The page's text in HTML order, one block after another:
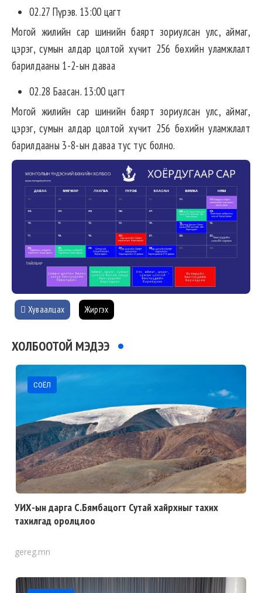
02.27 Пүрэв. 13:00 цагт
Могой жилийн сар шинийн баярт зориулсан улс, аймаг,
цэрэг, сумын алдар цолтой хүчит 256 бөхийн уламжлалт
барилдааны 1-2-ын даваа
02.28 Баасан. 13:00 цагт
Могой жилийн сар шинийн баярт зориулсан улс, аймаг,
цэрэг, сумын алдар цолтой хүчит 256 бөхийн уламжлалт
барилдааны 3-8-ын даваа тус тус болно.
Хуваалцах Жиргэх
ХОЛБООТОЙ МЭДЭЭ
СОЁЛ
УИХ-ын дарга С.Бямбацогт Сутай хайрхныг тахих
тахилгад оролцлоо
gereg.mn